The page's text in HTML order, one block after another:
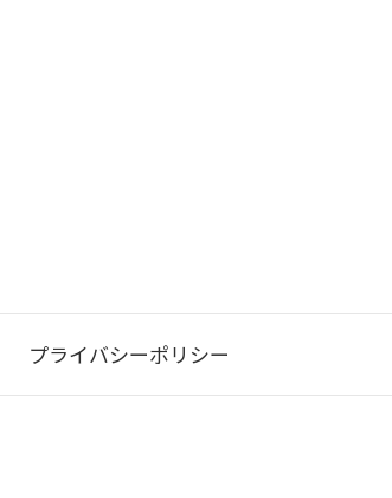
プライバシーポリシー